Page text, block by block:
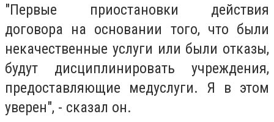
"Первые приостановки действия
договора на основании того, что были
некачественные услуги или были отказы,
будут дисциплинировать учреждения,
предоставляющие медуслуги. Я в этом
уверен", - сказал он.